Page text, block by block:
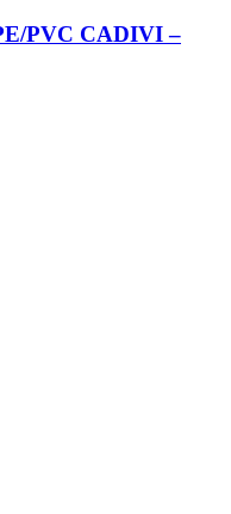
PVC CADIVI –